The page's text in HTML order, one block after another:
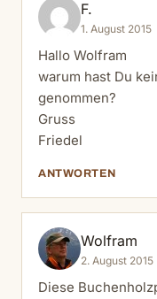
F.
1. August 2015
Hallo Wolfram
warum hast Du
genommen?
Gruss
Friedel
ANTWORTEN
Wolfram
2. August 2015
Diese